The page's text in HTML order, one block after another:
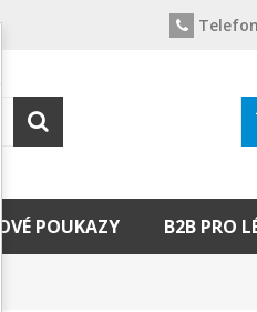
POUKAZY B2B PRO